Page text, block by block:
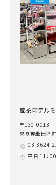
錦糸町テルミ
〒130-0013
東京都墨田区
03-3624-
平日 11：